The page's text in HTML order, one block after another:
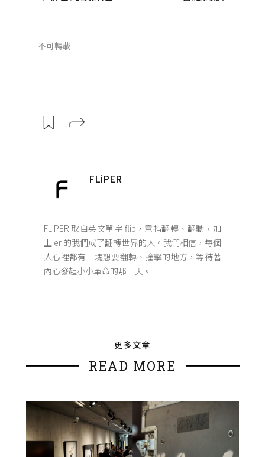
不可轉載
FLiPER
FLiPER 取自英文單字 flip，意指翻轉、翻動，加
上 er 的我們成了翻轉世界的人。我們相信，每個
人心裡都有一塊想要翻轉、撞擊的地方，等待著
內心發起小小革命的那一天。
更多文章
READ MORE